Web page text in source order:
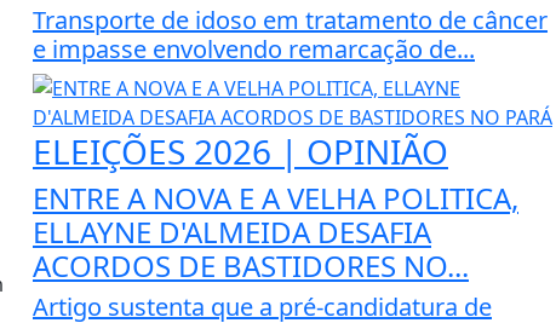
Transporte de idoso em tratamento de câncer
e impasse envolvendo remarcação de...
ELEIÇÕES 2026 | OPINIÃO
ENTRE A NOVA E A VELHA POLITICA,
ELLAYNE D'ALMEIDA DESAFIA
ACORDOS DE BASTIDORES NO...
Artigo sustenta que a pré-candidatura de